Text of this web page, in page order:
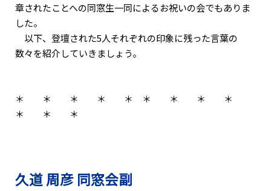
章されたことへの同窓生一同によるお祝いの会でもありま
した。
以下、登壇された5人それぞれの印象に残った言葉の
数々を紹介していきましょう。
＊ ＊ ＊ ＊ ＊ ＊ ＊ ＊ ＊
＊ ＊ ＊
久道 周彦 同窓会副